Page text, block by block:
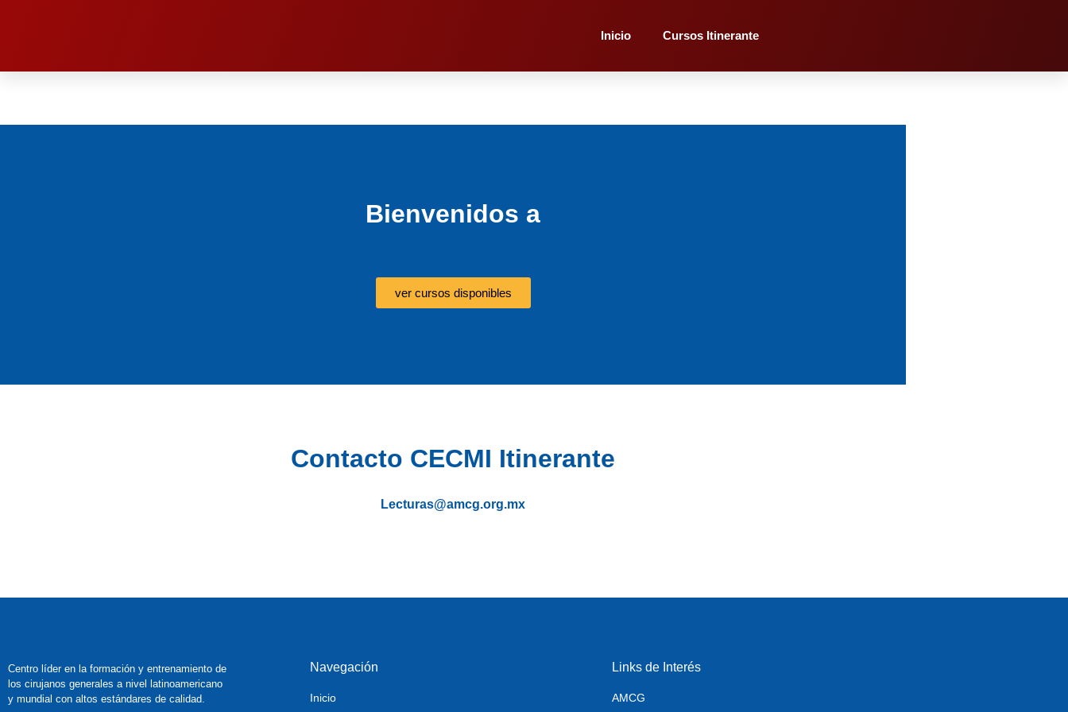
Inicio Cursos Itinerante
Bienvenidos a
ver cursos disponibles
Contacto CECMI Itinerante
Lecturas@amcg.org.mx
Centro líder en la formación y entrenamiento de
los cirujanos generales a nivel latinoamericano
y mundial con altos estándares de calidad.
Navegación
Inicio
Links de Interés
AMCG